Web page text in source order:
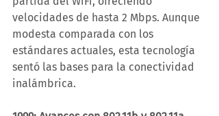
velocidades de hasta 2 Mbps. Aunque
modesta comparada con los
estándares actuales, esta tecnología
sentó las bases para la conectividad
inalámbrica.